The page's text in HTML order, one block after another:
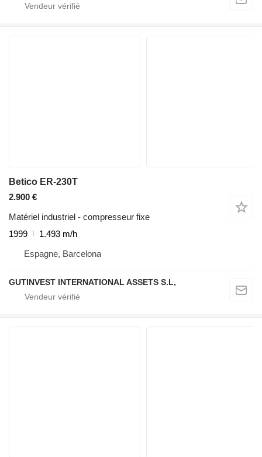
Betico ER-230T
2.900 €
Matériel industriel - compresseur fixe
1999
1.493 m/h
Espagne, Barcelona
GUTINVEST INTERNATIONAL ASSETS S.L,